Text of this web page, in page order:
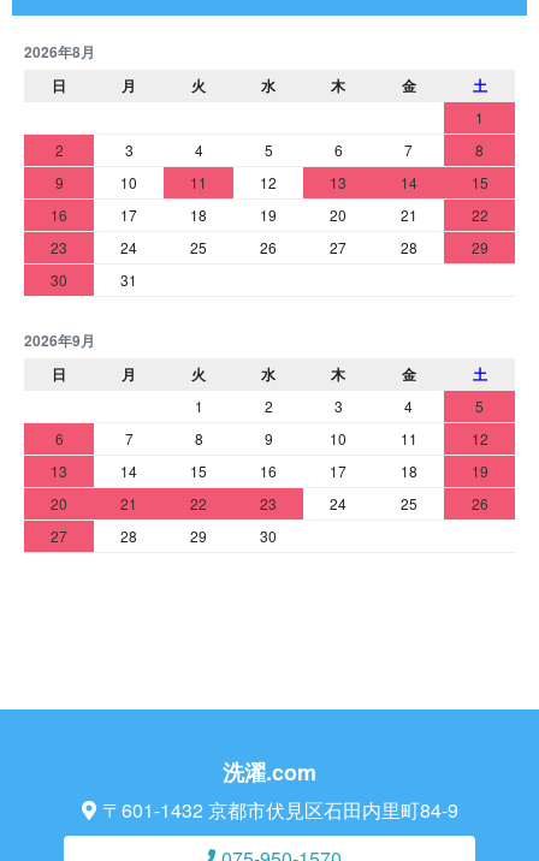
2026年8月
日
月 火 水 木 金 土
1
2
3 4 5 6 7
8
9
10 11 12 13 14
15
16
17 18 19 20 21
22
23
24 25 26 27 28
29
30
31
2026年9月
日
月 火 水 木 金 土
1 2 3 4
5
6
7 8 9 10 11
12
13
14 15 16 17 18
19
20
21 22 23 24 25
26
27
28 29 30
洗濯.com
〒601-1432 京都市伏見区石田内里町84-9